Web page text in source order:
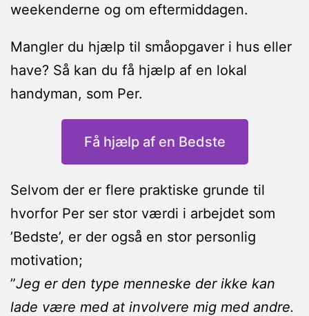
weekenderne og om eftermiddagen.
Mangler du hjælp til småopgaver i hus eller
have? Så kan du få hjælp af en lokal
handyman, som Per.
Få hjælp af en Bedste
Selvom der er flere praktiske grunde til
hvorfor Per ser stor værdi i arbejdet som
’Bedste’, er der også en stor personlig
motivation;
”Jeg er den type menneske der ikke kan
lade være med at involvere mig med andre.